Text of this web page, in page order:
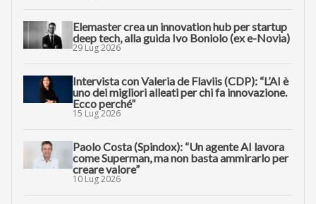
Elemaster crea un innovation hub per startup
deep tech, alla guida Ivo Boniolo (ex e-Novia)
29 Lug 2026
Intervista con Valeria de Flaviis (CDP): “L’AI è
uno dei migliori alleati per chi fa innovazione.
Ecco perché”
15 Lug 2026
Paolo Costa (Spindox): “Un agente AI lavora
come Superman, ma non basta ammirarlo per
creare valore”
10 Lug 2026